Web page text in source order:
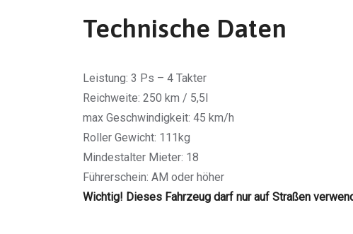
Technische Daten
Leistung: 3 Ps – 4 Takter
Reichweite: 250 km / 5,5l
max Geschwindigkeit: 45 km/h
Roller Gewicht: 111kg
Mindestalter Mieter: 18
Führerschein: AM oder höher
Wichtig! Dieses Fahrzeug darf nur auf Straßen